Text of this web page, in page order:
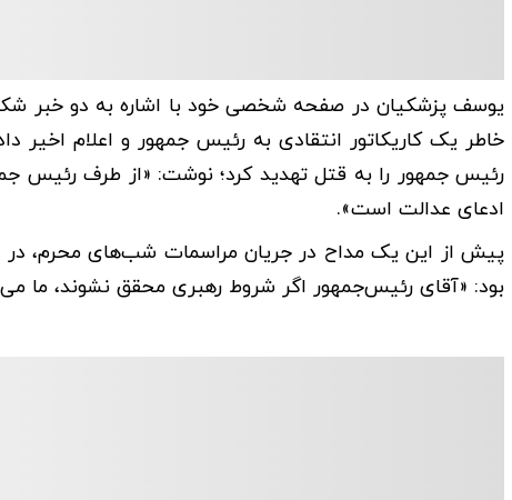
یوسف پزشکیان در صفحه‌ شخصی خود با اشاره به دو خبر
خاطر یک کاریکاتور انتقادی به رئیس جمهور و اعلام
رئیس جمهور را به قتل تهدید کرد؛ نوشت: «از طرف رئیس
ادعای عدالت است».
پیش از این یک مداح در جریان مراسمات شب‌های محرم، در
بود: «آقای رئیس‌جمهور اگر شروط رهبری محقق نشوند، ما